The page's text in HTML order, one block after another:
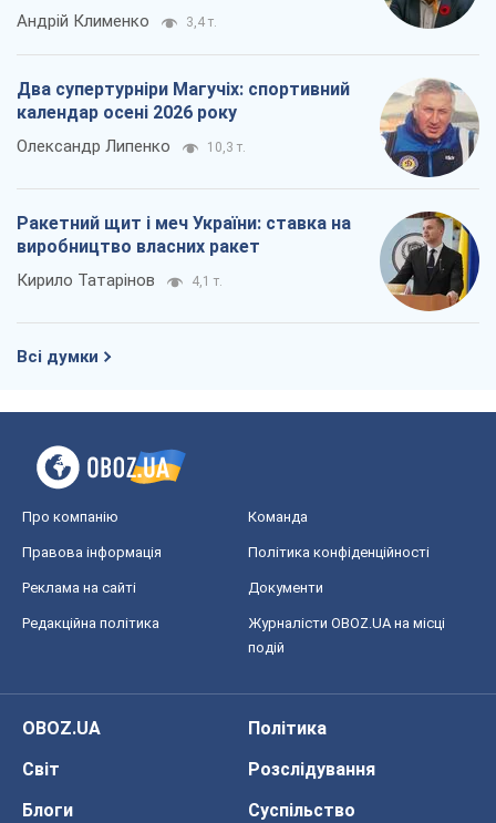
Андрій Клименко 3,4 т.
Два супертурніри Магучіх: спортивний
календар осені 2026 року
Олександр Липенко 10,3 т.
Ракетний щит і меч України: ставка на
виробництво власних ракет
Кирило Татарінов 4,1 т.
Всі думки
Про компанію Команда
Правова інформація Політика конфіденційності
Реклама на сайті Документи
Редакційна політика
Журналісти OBOZ.UA на місці
подій
OBOZ.UA
Політика
Світ
Розслідування
Блоги
Суспільство